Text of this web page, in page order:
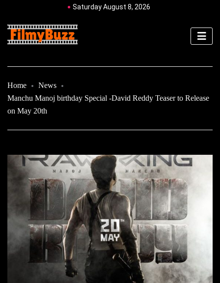
Saturday August 8, 2026
Home
News
Manchu Manoj birthday Special -David Reddy Teaser to Release
on May 20th